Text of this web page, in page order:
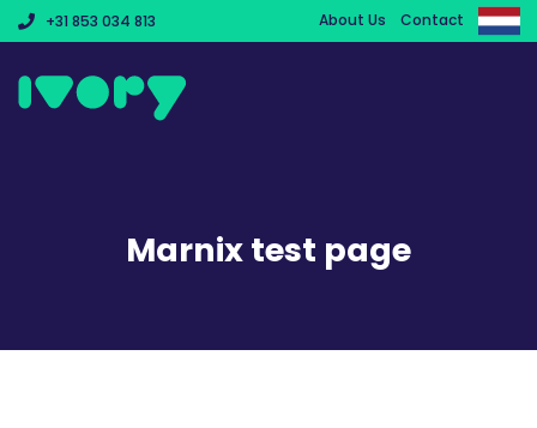
+31 853 034 813 About Us Contact
Marnix test page